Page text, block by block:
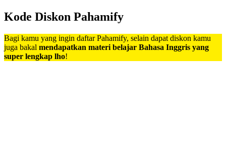
Kode Diskon Pahamify
Bagi kamu yang ingin daftar Pahamify, selain dapat diskon kamu
juga bakal mendapatkan materi belajar Bahasa Inggris yang
super lengkap lho!